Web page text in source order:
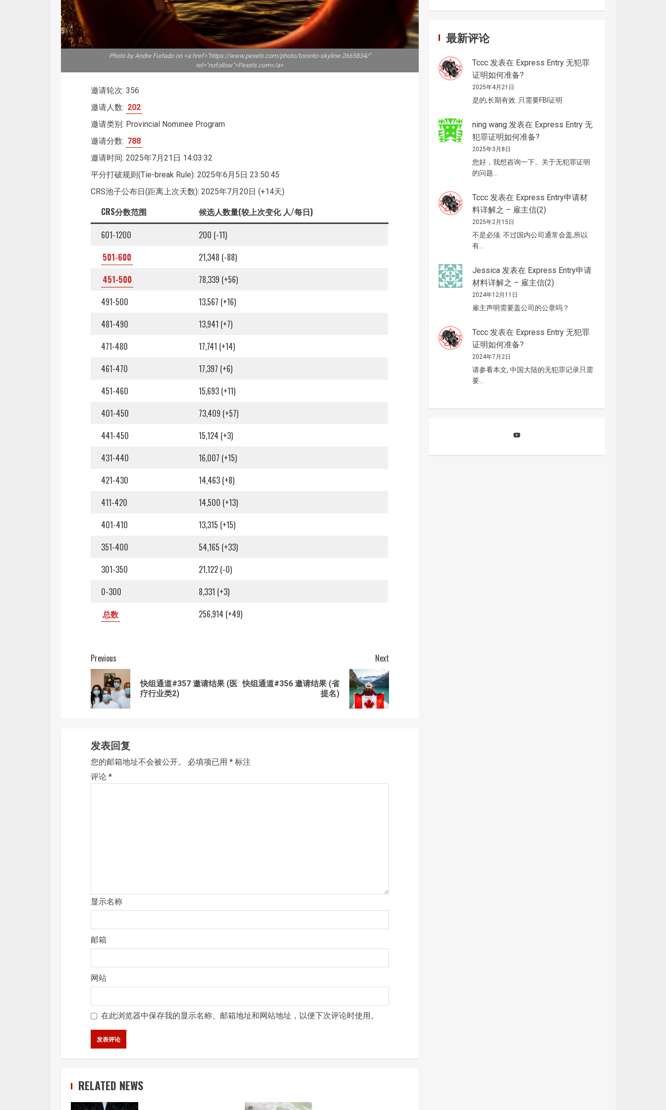
Photo by Andre Furtado on <a href="https://www.pexels.com/photo/toronto-skyline-2665834/"
rel="nofollow">Pexels.com</a>
邀请轮次: 356
邀请人数: 202
邀请类别: Provincial Nominee Program
邀请分数: 788
邀请时间: 2025年7月21日 14:03:32
平分打破规则(Tie-break Rule): 2025年6月5日 23:50:45
CRS池子公布日(距离上次天数): 2025年7月20日 (+14天)
CRS分数范围
候选人数量(较上次变化 人/每日)
601-1200
200 (-11)
501-600
21,348 (-88)
451-500
78,339 (+56)
491-500
13,567 (+16)
481-490
13,941 (+7)
471-480
17,741 (+14)
461-470
17,397 (+6)
451-460
15,693 (+11)
401-450
73,409 (+57)
441-450
15,124 (+3)
431-440
16,007 (+15)
421-430
14,463 (+8)
411-420
14,500 (+13)
401-410
13,315 (+15)
351-400
54,165 (+33)
301-350
21,122 (-0)
0-300
8,331 (+3)
总数
256,914 (+49)
Post
navigation
Previous
Previous
快组通道#357 邀请结果 (医
疗行业类2)
Next
Next
快组通道#356 邀请结果 (省
提名)
发表回复
您的邮箱地址不会被公开。 必填项已用 * 标注
评论 *
显示名称
邮箱
网站
在此浏览器中保存我的显示名称、邮箱地址和网站地址，以便下次评论时使用。
RELATED NEWS
最新评论
Tccc发表在 Express Entry 无犯罪
证明如何准备?
2025年4月21日
是的,长期有效. 只需要FBI证明
ning wang发表在 Express Entry 无
犯罪证明如何准备?
2025年3月8日
您好，我想咨询一下。关于无犯罪证明
的问题…
Tccc发表在 Express Entry申请材
料详解之 – 雇主信(2)
2025年2月15日
不是必须. 不过国内公司通常会盖,所以
有…
Jessica发表在 Express Entry申请
材料详解之 – 雇主信(2)
2024年12月11日
雇主声明需要盖公司的公章吗？
Tccc发表在 Express Entry 无犯罪
证明如何准备?
2024年7月2日
请参看本文, 中国大陆的无犯罪记录只需
要…